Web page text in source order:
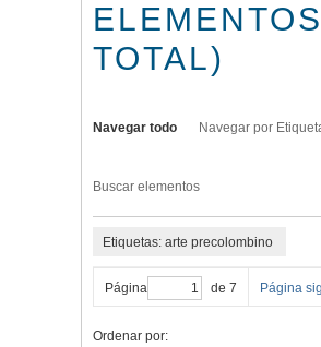
TOTAL)
Navegar todo Navegar por
Buscar elementos
Etiquetas: arte precolombino
Página de 7 Página
Ordenar por: